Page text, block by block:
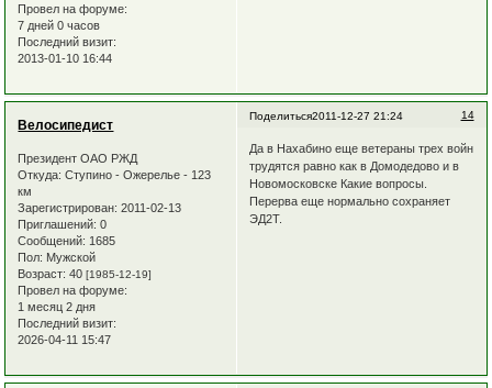
Провел на форуме:
7 дней 0 часов
Последний визит:
2013-01-10 16:44
Поделиться 14
2011-12-27 21:24
Велосипедист
Президент ОАО РЖД
Откуда: Ступино - Ожерелье - 123
км
Зарегистрирован: 2011-02-13
Приглашений: 0
Сообщений: 1685
Пол: Мужской
Возраст: 40[1985-12-19]
Провел на форуме:
1 месяц 2 дня
Последний визит:
2026-04-11 15:47
Да в Нахабино еще ветераны трех войн
трудятся равно как в Домодедово и в
Новомосковске Какие вопросы.
Перерва еще нормально сохраняет
ЭД2Т.